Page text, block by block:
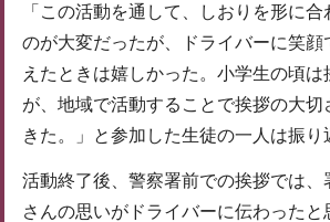
「この活動を通して、しおりを形に
のが大変だったが、ドライバーに笑顔
えたときは嬉しかった。小学生の頃は
が、地域で活動することで挨拶の大切
きた。」と参加した生徒の一人は振り
活動終了後、警察署前での挨拶では、
さんの思いがドライバーに伝わった